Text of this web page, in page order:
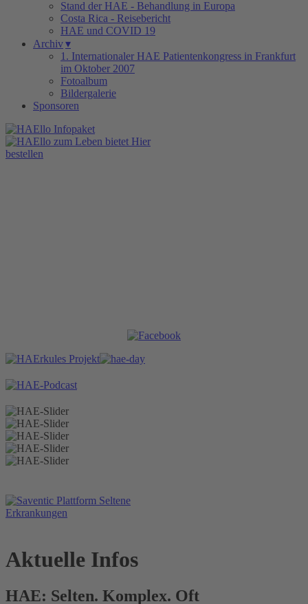
Stand der HAE - Behandlung in Europa
Costa Rica - Reisebericht
HAE und COVID 19
Archiv▾
1. Internationaler HAE Patientenkongress in Frankfurt
im Oktober 2007
Fotoalbum
Bildergalerie
Sponsoren
Aktuelle Infos
HAE: Selten. Komplex. Oft